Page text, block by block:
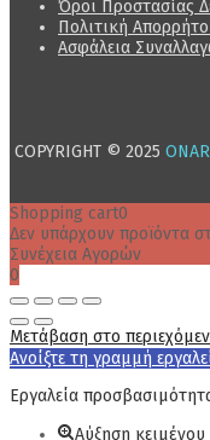
Όροι Προστασίας
Πολιτική
Ασφάλεια
COPYRIGHT © 2025
Shopping cart0
Δεν υπάρχουν προϊόντα
Συνέχεια Αγορών
0
Μετάβαση στο
Ανοίξτε τη γραμμή
Εργαλεία
Αύξηση κειμένου